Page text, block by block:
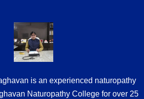
is an experienced naturopathy
Naturopathy College for over 25